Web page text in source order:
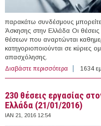
παρακάτω συνδέσμους μπορείτε
Άσκησης στην Ελλάδα Οι
θέσεων που αναρτώνται
κατηγοριοποιούνται σε κύριες
απασχόλησης.
Διαβάστε περισσότερα για 17
(21/01/
1634
230 θέσεις εργασίας
Ελλάδα (21/01/2016)
ΙΑΝ 21, 2016 12:54